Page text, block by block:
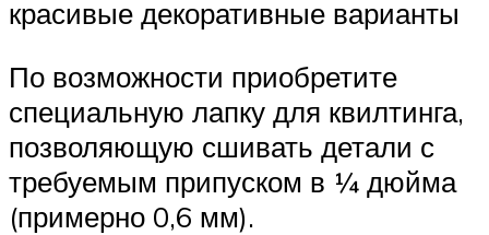
красивые декоративные варианты
По возможности приобретите
специальную лапку для квилтинга,
позволяющую сшивать детали с
требуемым припуском в ¼ дюйма
(примерно 0,6 мм).